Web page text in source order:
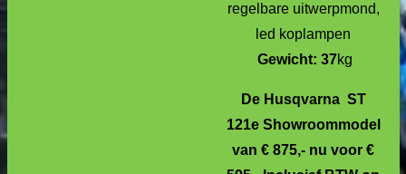
regelbare uitwerpmond,
led koplampen
Gewicht: 37kg
De Husqvarna ST
121e Showroommodel
van € 875,- nu voor €